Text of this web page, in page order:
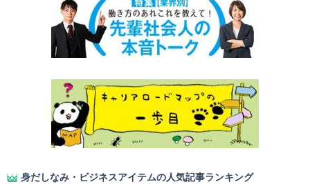
身だしなみ・ビジネスアイテムの人気記事ランキング